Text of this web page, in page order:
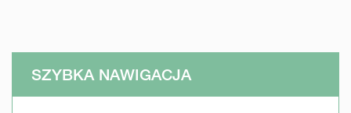
SZYBKA NAWIGACJA